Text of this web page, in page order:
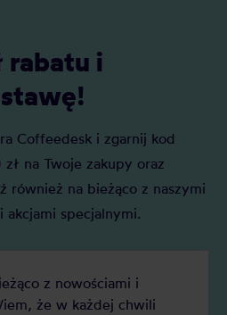
rabatu i
Coffeedesk i zgarnij kod
na Twoje zakupy oraz
również na bieżąco z naszymi
akcjami specjalnymi.
z nowościami i
że w każdej chwili